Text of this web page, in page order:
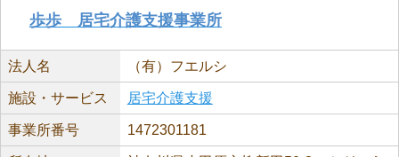
歩歩 居宅介護支援事業所
法人名 （有）フエルシ
施設・サービス 居宅介護支援
事業所番号 1472301181